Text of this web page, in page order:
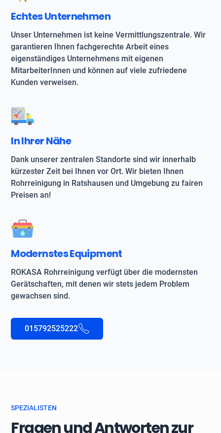
Echtes Unternehmen
Unser Unternehmen ist keine Vermittlungszentrale. Wir
garantieren Ihnen fachgerechte Arbeit eines
eigenständiges Unternehmens mit eigenen
MitarbeiterInnen und können auf viele zufriedene
Kunden verweisen.
In Ihrer Nähe
Dank unserer zentralen Standorte sind wir innerhalb
kürzester Zeit bei Ihnen vor Ort. Wir bieten Ihnen
Rohrreinigung in Ratshausen und Umgebung zu fairen
Preisen an!
Modernstes Equipment
ROKASA Rohrreinigung verfügt über die modernsten
Gerätschaften, mit denen wir stets jedem Problem
gewachsen sind.
015792525222
SPEZIALISTEN
Fragen und Antworten zur